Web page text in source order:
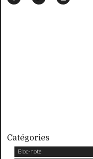
Catégories
Bloc-note